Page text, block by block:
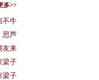
多>>
不牛
思芦
友来
梁子
梁子